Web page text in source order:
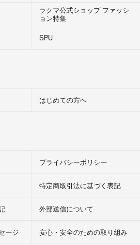
ラクマ公式ショップ ファッシ
ョン特集
SPU
はじめての方へ
プライバシーポリシー
特定商取引法に基づく表記
外部送信について
ージ 安心・安全のための取り組み